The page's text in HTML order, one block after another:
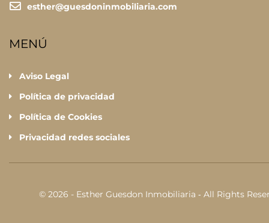
esther@guesdoninmobiliaria.com
MENÚ
Aviso Legal
Política de privacidad
Política de Cookies
Privacidad redes sociales
© 2026 - Esther Guesdon Inmobiliaria ‐ All Rights